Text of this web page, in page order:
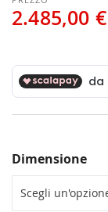
2.485,00 €
Dimensione